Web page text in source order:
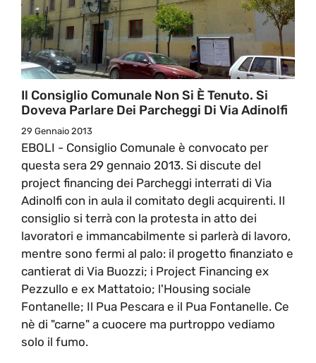
Il Consiglio Comunale Non Si È Tenuto. Si
Doveva Parlare Dei Parcheggi Di Via Adinolfi
29 Gennaio 2013
EBOLI - Consiglio Comunale è convocato per
questa sera 29 gennaio 2013. Si discute del
project financing dei Parcheggi interrati di Via
Adinolfi con in aula il comitato degli acquirenti. Il
consiglio si terrà con la protesta in atto dei
lavoratori e immancabilmente si parlerà di lavoro,
mentre sono fermi al palo: il progetto finanziato e
cantierat di Via Buozzi; i Project Financing ex
Pezzullo e ex Mattatoio; l'Housing sociale
Fontanelle; Il Pua Pescara e il Pua Fontanelle. Ce
nè di "carne" a cuocere ma purtroppo vediamo
solo il fumo.